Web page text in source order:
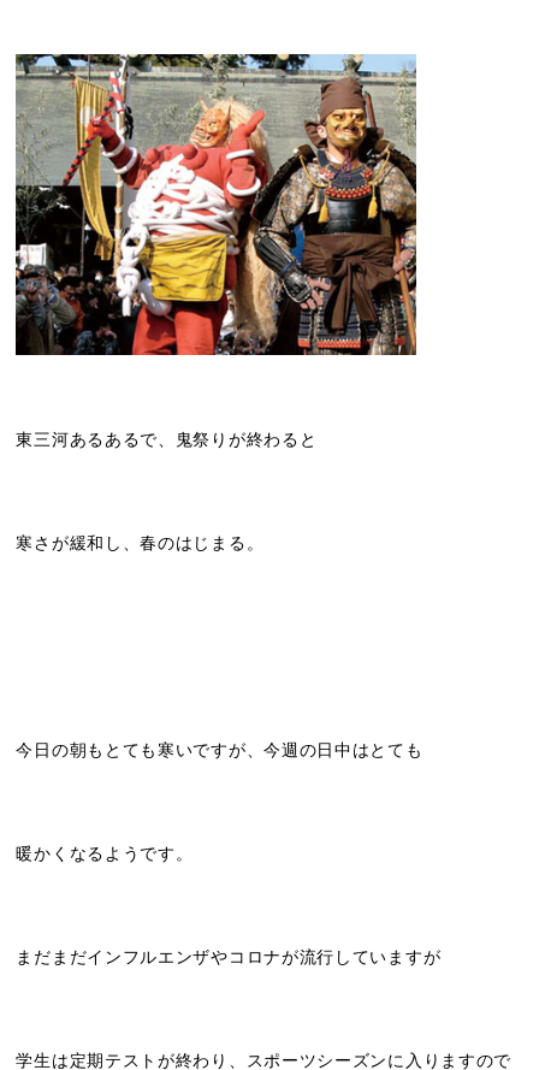
東三河あるあるで、鬼祭りが終わると
寒さが緩和し、春のはじまる。
今日の朝もとても寒いですが、今週の日中はとても
暖かくなるようです。
まだまだインフルエンザやコロナが流行していますが
学生は定期テストが終わり、スポーツシーズンに入りますので